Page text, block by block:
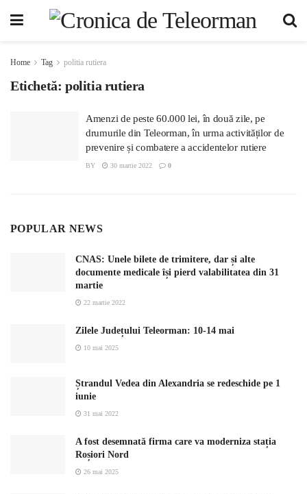
Home Tag politia rutiera
Etichetă: politia rutiera
Amenzi de peste 60.000 lei, în două zile, pe
drumurile din Teleorman, în urma activităților de
prevenire și combatere a accidentelor rutiere
BY 30 martie 2022 0
POPULAR NEWS
CNAS: Unele bilete de trimitere, dar și alte
documente medicale își pierd valabilitatea din 31
martie
22 martie 2022
Zilele Județului Teleorman: 10-14 mai
10 mai 2025
Ștrandul Vedea din Alexandria se redeschide pe 1
iunie
31 mai 2022
A fost desemnată firma care va moderniza stația
Roșiori Nord
26 mai 2025